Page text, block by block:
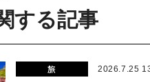
する記事
旅 2026.7.25